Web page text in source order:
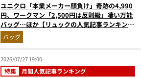
ユニクロ「本業メーカー顔負け」奇跡の4,990
円、ワークマン「2,500円は反則級」凄い万能
バッグ…ほか【リュックの人気記事ランキング
ベスト3】（2026年6月版）
バッグ
2026/07/27 19:00
特集 月間人気記事ランキング